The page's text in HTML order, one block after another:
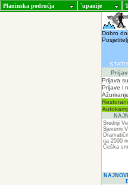
Planinska područja ˇupanije
Dobro
Prijava
Prijave i
Srednji
Sjeverni
na 2500
Češka